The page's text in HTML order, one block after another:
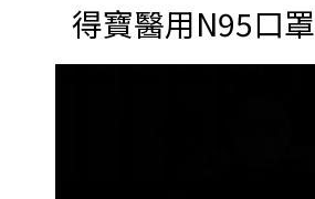
得寶醫用N95口罩